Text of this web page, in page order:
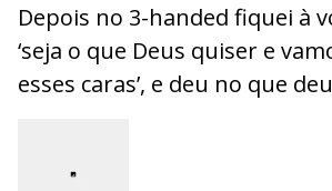
Depois no 3-handed fiquei à
‘seja o que Deus quiser e
esses caras’, e deu no que